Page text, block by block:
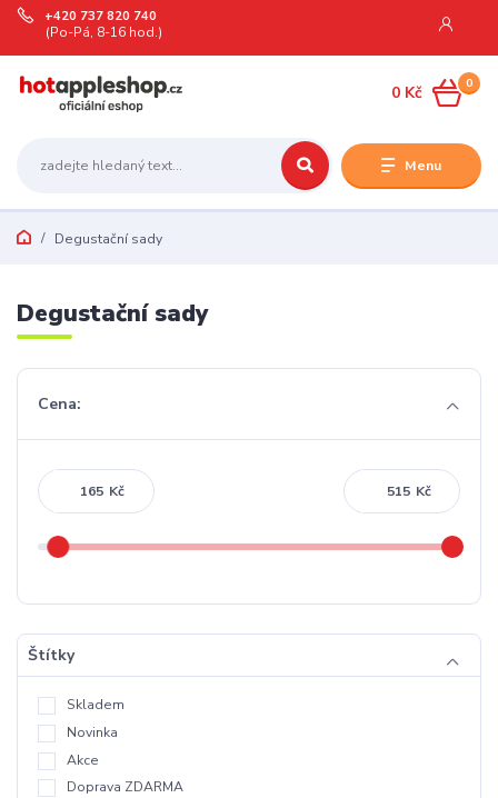
Menu
+420 737 820 740
(Po-Pá, 8-16 hod.)
0
0 Kč
Degustační sady
Degustační sady
Cena:
Kč Kč
Štítky
Skladem
Novinka
Akce
Doprava ZDARMA